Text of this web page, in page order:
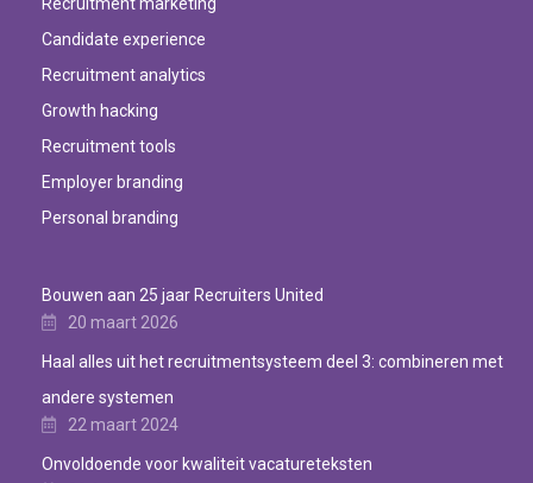
Candidate experience
Recruitment analytics
Growth hacking
Recruitment tools
Employer branding
Personal branding
Bouwen aan 25 jaar Recruiters United
20 maart 2026
Haal alles uit het recruitmentsysteem deel 3: combineren met
andere systemen
22 maart 2024
Onvoldoende voor kwaliteit vacatureteksten